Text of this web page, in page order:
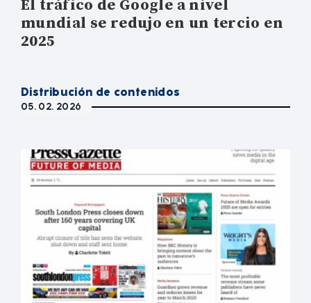
El tráfico de Google a nivel
mundial se redujo en un tercio en
2025
Distribución de contenidos
05. 02. 2026